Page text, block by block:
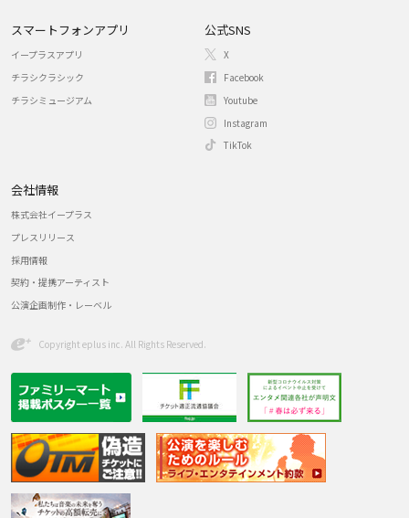
スマートフォンアプリ
イープラスアプリ
チラシクラシック
チラシミュージアム
公式SNS
X
Facebook
Youtube
Instagram
TikTok
会社情報
株式会社イープラス
プレスリリース
採用情報
契約・提携アーティスト
公演企画制作・レーベル
Copyright eplus inc. All Rights Reserved.